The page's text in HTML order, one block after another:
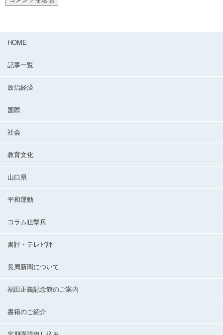
HOME
記事一覧
政治経済
国際
社会
教育文化
山口県
平和運動
コラム狙撃兵
書評・テレビ評
長周新聞について
福田正義記念館のご案内
書籍のご紹介